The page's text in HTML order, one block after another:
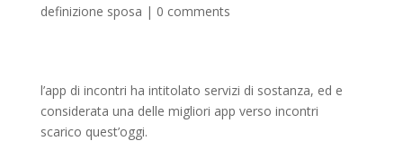
definizione sposa | 0 comments
l’app di incontri ha intitolato servizi di sostanza, ed e
considerata una delle migliori app verso incontri
scarico quest’oggi.